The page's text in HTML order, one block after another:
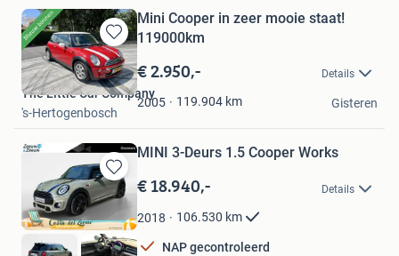
Bewaren
in
Mijn
Favorieten
Mini Cooper in zeer mooie staat!
119000km
€ 2.950,- Details
2005 119.904 km
The Little Car Company
's-Hertogenbosch
Gisteren
Bewaren
in
Mijn
Favorieten
MINI 3-Deurs 1.5 Cooper Works
€ 18.940,- Details
2018 106.530 km
NAP gecontroleerd